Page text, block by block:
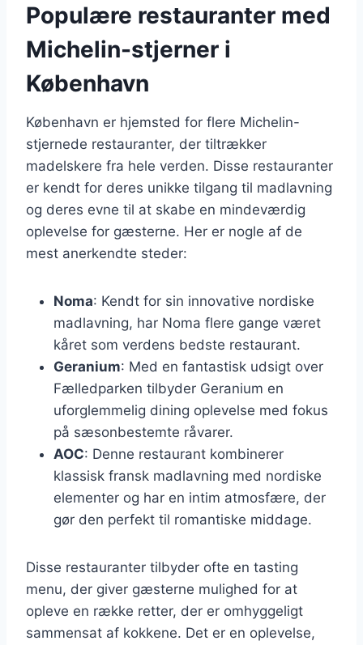
Populære restauranter med
Michelin-stjerner i
København
København er hjemsted for flere Michelin-
stjernede restauranter, der tiltrækker
madelskere fra hele verden. Disse restauranter
er kendt for deres unikke tilgang til madlavning
og deres evne til at skabe en mindeværdig
oplevelse for gæsterne. Her er nogle af de
mest anerkendte steder:
Noma: Kendt for sin innovative nordiske
madlavning, har Noma flere gange været
kåret som verdens bedste restaurant.
Geranium: Med en fantastisk udsigt over
Fælledparken tilbyder Geranium en
uforglemmelig dining oplevelse med fokus
på sæsonbestemte råvarer.
AOC: Denne restaurant kombinerer
klassisk fransk madlavning med nordiske
elementer og har en intim atmosfære, der
gør den perfekt til romantiske middage.
Disse restauranter tilbyder ofte en tasting
menu, der giver gæsterne mulighed for at
opleve en række retter, der er omhyggeligt
sammensat af kokkene. Det er en oplevelse,